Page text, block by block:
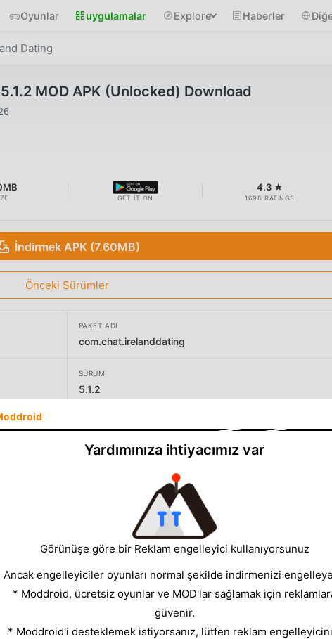
Oyunlar uygulamalar Explore Haberler
Dating
MOD APK (Unlocked) Download
GET IT ON
4.3 ★
1698 RATINGS
İndirmek APK (7.60MB)
Önceki Sürümler
PAKET ADI
com.chat.irelanddating
SÜRÜM
5.1.2
Yardımınıza ihtiyacımız var
Görünüşe göre bir Reklam engelleyici kullanıyorsunuz
Ancak engelleyiciler oyunları normal şekilde indirmenizi
* Moddroid, ücretsiz oyunlar ve MOD'lar sağlamak için
güvenir.
* Moddroid'i desteklemek istiyorsanız, lütfen reklam